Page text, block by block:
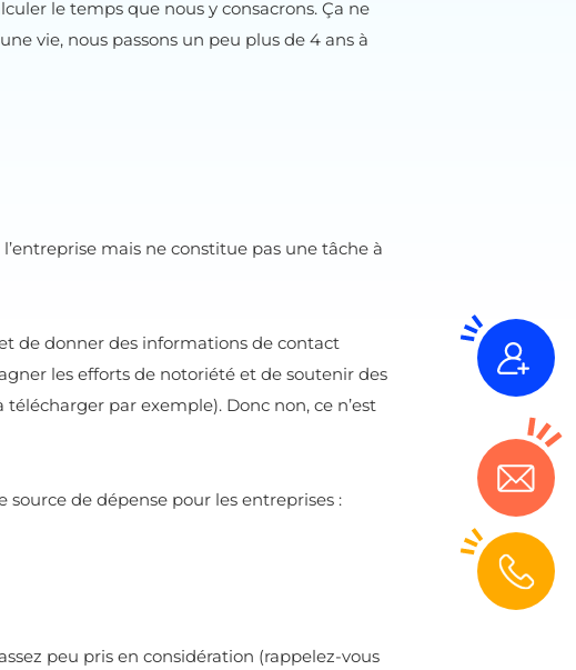
le temps que nous y consacrons. Ça ne
vie, nous passons un peu plus de 4 ans à
mais ne constitue pas une tâche à
de donner des informations de contact
les efforts de notoriété et de soutenir des
par exemple). Donc non, ce n’est
de dépense pour les entreprises :
peu pris en considération (rappelez-vous